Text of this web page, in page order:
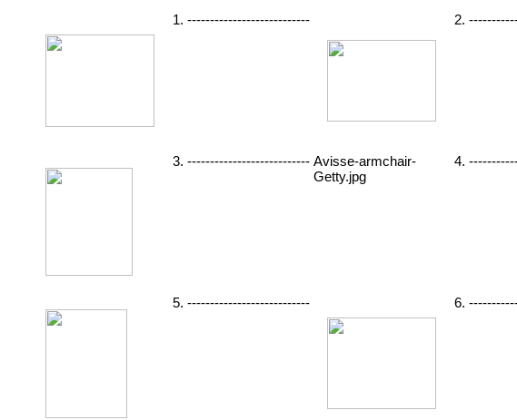
1. --------------------------- 2.
3. --------------------------- Avisse-armchair-
Getty.jpg
4.
5. --------------------------- 6.